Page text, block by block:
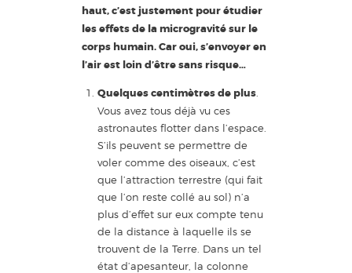
haut, c’est justement pour étudier
les effets de la microgravité sur le
corps humain. Car oui, s’envoyer en
l’air est loin d’être sans risque…
Quelques centimètres de plus.
Vous avez tous déjà vu ces
astronautes flotter dans l’espace.
S’ils peuvent se permettre de
voler comme des oiseaux, c’est
que l’attraction terrestre (qui fait
que l’on reste collé au sol) n’a
plus d’effet sur eux compte tenu
de la distance à laquelle ils se
trouvent de la Terre. Dans un tel
état d’apesanteur, la colonne